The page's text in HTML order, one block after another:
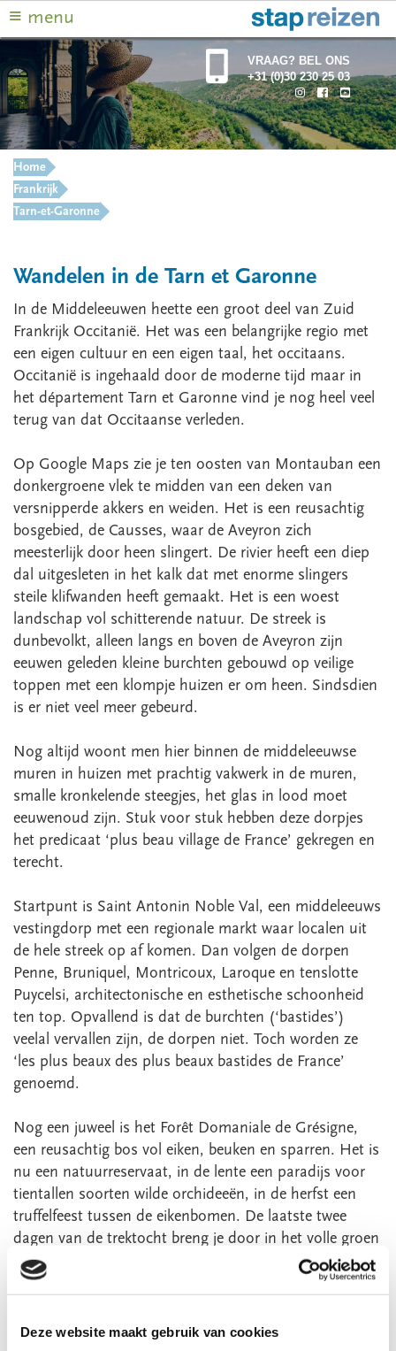
Deze website maakt gebruik van cookies
≡ menu
VRAAG? BEL ONS
+31 (0)30 230 25 03
Home
Frankrijk
Tarn-et-Garonne
Wandelen in de Tarn et Garonne
In de Middeleeuwen heette een groot deel van Zuid
Frankrijk Occitanië. Het was een belangrijke regio met
een eigen cultuur en een eigen taal, het occitaans.
Occitanië is ingehaald door de moderne tijd maar in
het département Tarn et Garonne vind je nog heel veel
terug van dat Occitaanse verleden.
Op Google Maps zie je ten oosten van Montauban een
donkergroene vlek te midden van een deken van
versnipperde akkers en weiden. Het is een reusachtig
bosgebied, de Causses, waar de Aveyron zich
meesterlijk door heen slingert. De rivier heeft een diep
dal uitgesleten in het kalk dat met enorme slingers
steile klifwanden heeft gemaakt. Het is een woest
landschap vol schitterende natuur. De streek is
dunbevolkt, alleen langs en boven de Aveyron zijn
eeuwen geleden kleine burchten gebouwd op veilige
toppen met een klompje huizen er om heen. Sindsdien
is er niet veel meer gebeurd.
Nog altijd woont men hier binnen de middeleeuwse
muren in huizen met prachtig vakwerk in de muren,
smalle kronkelende steegjes, het glas in lood moet
eeuwenoud zijn. Stuk voor stuk hebben deze dorpjes
het predicaat ‘plus beau village de France’ gekregen en
terecht.
Startpunt is Saint Antonin Noble Val, een middeleeuws
vestingdorp met een regionale markt waar localen uit
de hele streek op af komen. Dan volgen de dorpen
Penne, Bruniquel, Montricoux, Laroque en tenslotte
Puycelsi, architectonische en esthetische schoonheid
ten top. Opvallend is dat de burchten (‘bastides’)
veelal vervallen zijn, de dorpen niet. Toch worden ze
‘les plus beaux des plus beaux bastides de France’
genoemd.
Nog een juweel is het Forêt Domaniale de Grésigne,
een reusachtig bos vol eiken, beuken en sparren. Het is
nu een natuurreservaat, in de lente een paradijs voor
tientallen soorten wilde orchideeën, in de herfst een
truffelfeest tussen de eikenbomen. De laatste twee
dagen van de trektocht breng je door in het volle groen
van dit woud of rood, geel en bruin als je in de herfst
wandelt.
Ten slotte, Frankrijk zou Frankrijk niet zijn zonder de